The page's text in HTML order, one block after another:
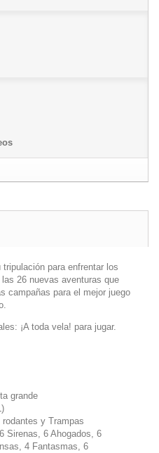
para enfrentar los
26 nuevas aventuras que
campañas para el mejor juego
¡A toda vela! para jugar.
grande
y Trampas
Sirenas, 6 Ahogados, 6
4 Fantasmas, 6